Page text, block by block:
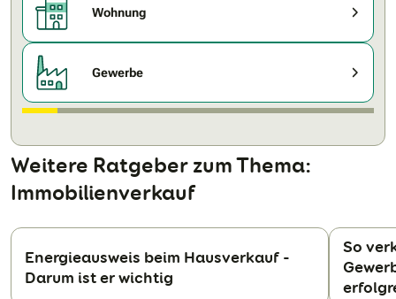
Wohnung
Gewerbe
Weitere Ratgeber zum Thema:
Immobilienverkauf
Energieausweis beim Hausverkauf -
Darum ist er wichtig
So